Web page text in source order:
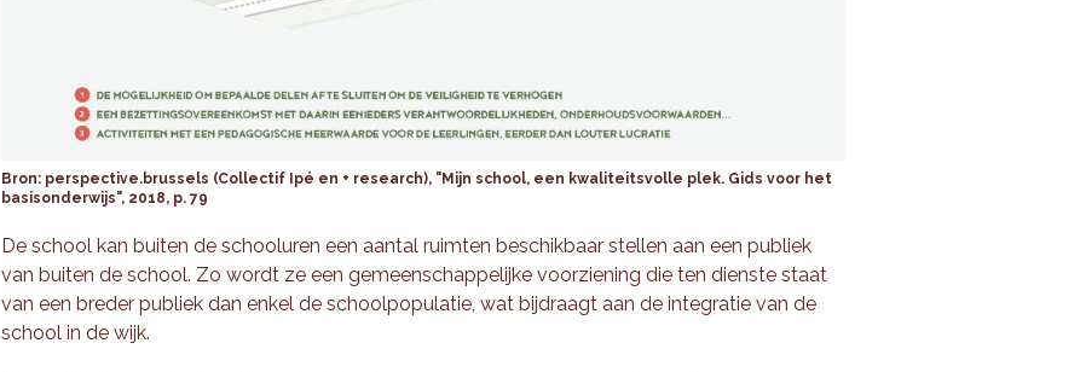
Bron: perspective.brussels (Collectif Ipé en + research), "Mijn school, een kwaliteitsvolle plek. Gids voor het
basisonderwijs", 2018, p. 79
De school kan buiten de schooluren een aantal ruimten beschikbaar stellen aan een publiek
van buiten de school. Zo wordt ze een gemeenschappelijke voorziening die ten dienste staat
van een breder publiek dan enkel de schoolpopulatie, wat bijdraagt aan de integratie van de
school in de wijk.